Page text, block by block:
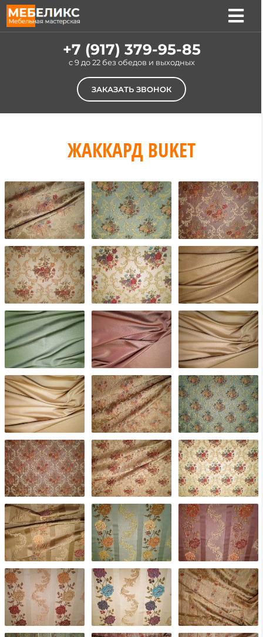
Skip
to
content
Услуги
Материалы
О компании
Контакты
+7 (917) 379-95-85
c 9 до 22 без обедов и выходных
ЗАКАЗАТЬ ЗВОНОК
ЖАККАРД BUKET